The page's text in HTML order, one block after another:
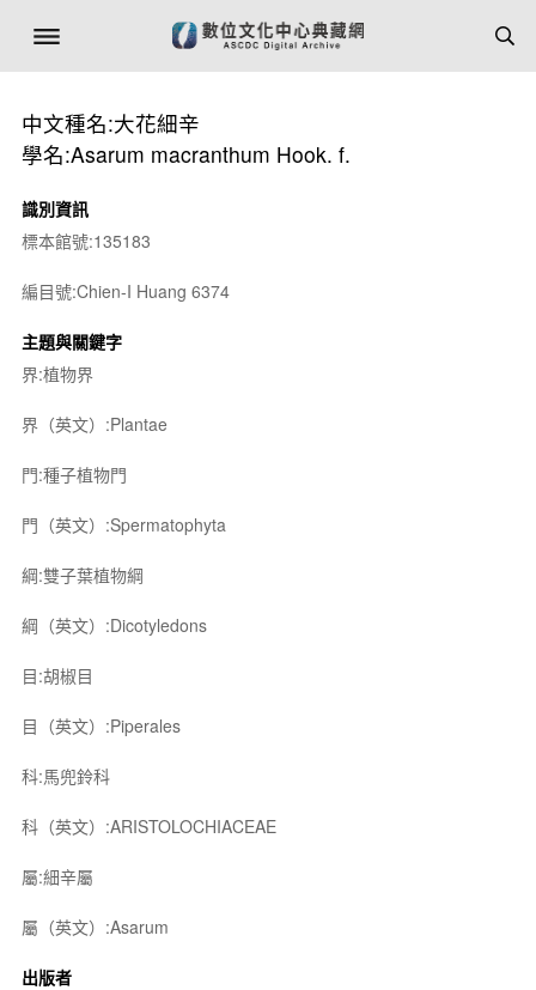
中文種名:大花細辛
學名:Asarum macranthum Hook. f.
識別資訊
標本館號:135183
編目號:Chien-I Huang 6374
主題與關鍵字
界:植物界
界（英文）:Plantae
門:種子植物門
門（英文）:Spermatophyta
綱:雙子葉植物綱
綱（英文）:Dicotyledons
目:胡椒目
目（英文）:Piperales
科:馬兜鈴科
科（英文）:ARISTOLOCHIACEAE
屬:細辛屬
屬（英文）:Asarum
出版者